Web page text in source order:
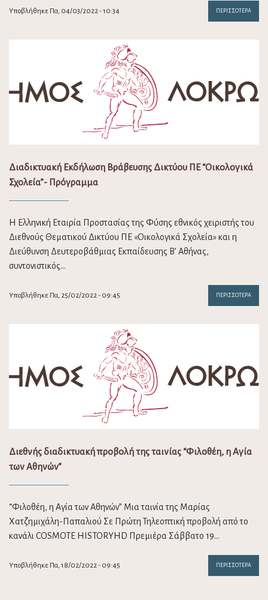
Υποβλήθηκε Πα, 04/03/2022 - 10:34 ΠΕΡΙΣΣΌΤΕΡΑ
Διαδικτυακή Εκδήλωση Βράβευσης Δικτύου ΠΕ “Οικολογικά
Σχολεία”- Πρόγραμμα
Η Ελληνική Εταιρία Προστασίας της Φύσης εθνικός χειριστής του
Διεθνούς Θεματικού Δικτύου ΠΕ «Οικολογικά Σχολεία» και η
Διεύθυνση Δευτεροβάθμιας Εκπαίδευσης Β’ Αθήνας,
συντονιστικός…
Υποβλήθηκε Πα, 25/02/2022 - 09:45 ΠΕΡΙΣΣΌΤΕΡΑ
Διεθνής διαδικτυακή προβολή της ταινίας “Φιλοθέη, η Αγία
των Αθηνών”
“Φιλοθέη, η Αγία των Αθηνών” Μια ταινία της Μαρίας
Χατζημιχάλη-Παπαλιού Σε Πρώτη Τηλεοπτική προβολή από το
κανάλι COSMOTE HISTORYHD Πρεμιέρα Σάββατο 19…
Υποβλήθηκε Πα, 18/02/2022 - 09:45 ΠΕΡΙΣΣΌΤΕΡΑ